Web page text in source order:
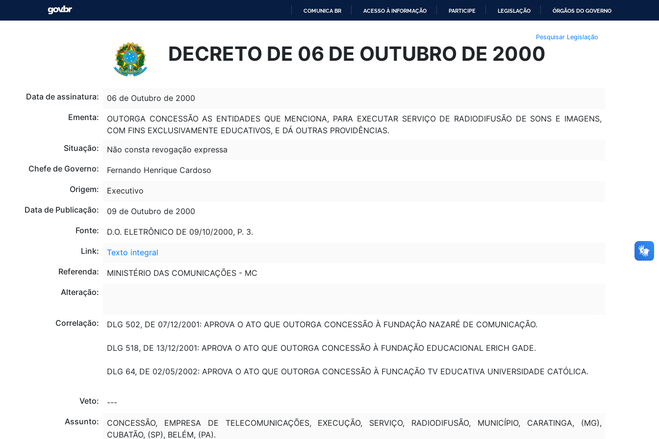
O
CONTEÚDO
COMUNICA BR ACESSO À INFORMAÇÃO PARTICIPE LEGISLAÇÃO ÓRGÃOS DO GOVERNO
Pesquisar Legislação
DECRETO DE 06 DE OUTUBRO DE 2000
Data de assinatura:
06 de Outubro de 2000
Ementa:
OUTORGA CONCESSÃO AS ENTIDADES QUE MENCIONA, PARA EXECUTAR SERVIÇO DE RADIODIFUSÃO DE SONS E IMAGENS,
COM FINS EXCLUSIVAMENTE EDUCATIVOS, E DÁ OUTRAS PROVIDÊNCIAS.
Situação:
Não consta revogação expressa
Chefe de Governo:
Fernando Henrique Cardoso
Origem:
Executivo
Data de Publicação:
09 de Outubro de 2000
Fonte:
D.O. ELETRÔNICO DE 09/10/2000, P. 3.
Link:
Texto integral
Referenda:
MINISTÉRIO DAS COMUNICAÇÕES - MC
Alteração:
Correlação: DLG 502, DE 07/12/2001: APROVA O ATO QUE OUTORGA CONCESSÃO À FUNDAÇÃO NAZARÉ DE COMUNICAÇÃO.
DLG 518, DE 13/12/2001: APROVA O ATO QUE OUTORGA CONCESSÃO À FUNDAÇÃO EDUCACIONAL ERICH GADE.
DLG 64, DE 02/05/2002: APROVA O ATO QUE OUTORGA CONCESSÃO À FUNCAÇÃO TV EDUCATIVA UNIVERSIDADE CATÓLICA.
Veto:
---
Assunto:
CONCESSÃO, EMPRESA DE TELECOMUNICAÇÕES, EXECUÇÃO, SERVIÇO, RADIODIFUSÃO, MUNICÍPIO, CARATINGA, (MG),
CUBATÃO, (SP), BELÉM, (PA).